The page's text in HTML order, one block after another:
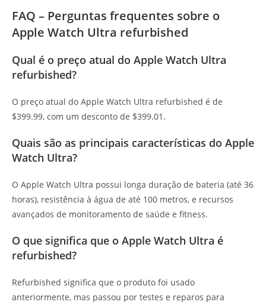
FAQ – Perguntas frequentes sobre o
Apple Watch Ultra refurbished
Qual é o preço atual do Apple Watch Ultra
refurbished?
O preço atual do Apple Watch Ultra refurbished é de
$399.99, com um desconto de $399.01.
Quais são as principais características do Apple
Watch Ultra?
O Apple Watch Ultra possui longa duração de bateria (até 36
horas), resistência à água de até 100 metros, e recursos
avançados de monitoramento de saúde e fitness.
O que significa que o Apple Watch Ultra é
refurbished?
Refurbished significa que o produto foi usado
anteriormente, mas passou por testes e reparos para